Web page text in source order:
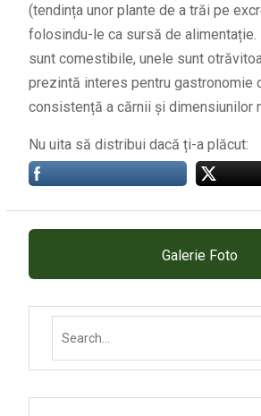
(tendința unor plante de a trăi pe
folosindu-le ca sursă de alimentație.
sunt comestibile, unele sunt
prezintă interes pentru gastronomie
consistență a cărnii și dimensiunilor
Nu uita să distribui dacă ți-a plăcut:
Galerie Foto